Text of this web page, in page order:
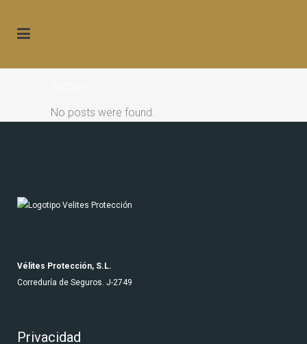
No posts were found.
Vélites Protección, S.L.
Correduría de Seguros. J-2749
Privacidad